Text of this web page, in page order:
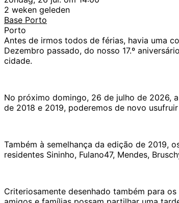
2 weken geleden
Base Porto
Porto
Antes de irmos todos de férias, havia uma
Dezembro passado, do nosso 17.º
cidade.
No próximo domingo, 26 de julho de 2026,
de 2018 e 2019, poderemos de novo
Também à semelhança da edição de 2019,
residentes Sininho, Fulano47, Mendes,
Criteriosamente desenhado também para